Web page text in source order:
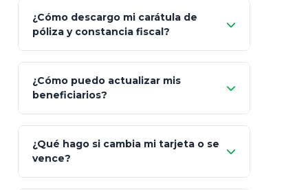
¿Cómo descargo mi carátula de
póliza y constancia fiscal?
"Mis Pólizas" > "Documentos"
¿Cómo puedo actualizar mis
beneficiarios?
¿Qué hago si cambia mi tarjeta o se
vence?